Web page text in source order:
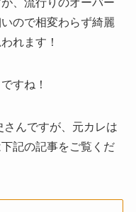
ので相変わらず綺麗
れます！
すね！
さんですが、元カレは
記の記事をご覧くだ